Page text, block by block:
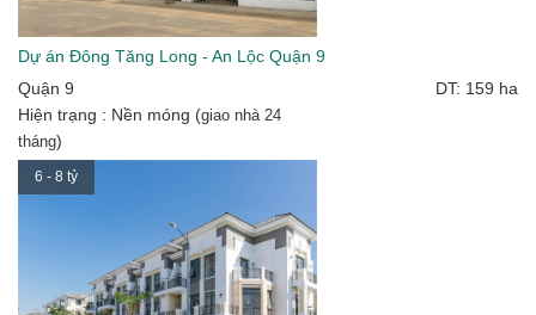
Dự án Đông Tăng Long - An Lộc Quận 9
Quận 9
DT: 159 ha
Hiện trạng : Nền móng (giao nhà 24
tháng)
6 - 8 tỷ